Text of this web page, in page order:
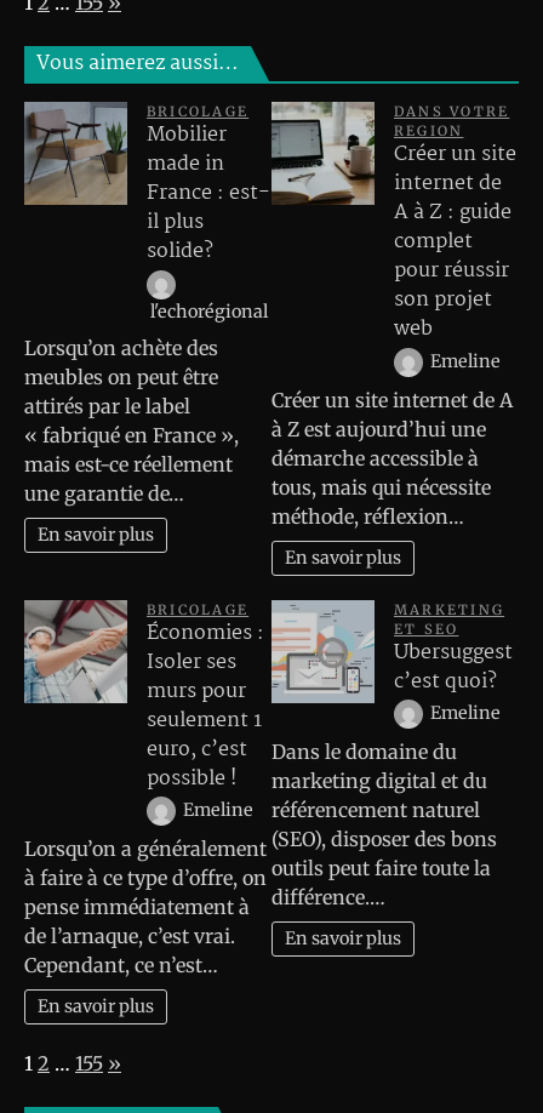
Vous aimerez aussi…
BRICOLAGE
Mobilier
made in
France : est-
il plus
solide?
l'echorégional
Lorsqu’on achète des
meubles on peut être
attirés par le label
« fabriqué en France »,
mais est-ce réellement
une garantie de…
En savoir plus
DANS VOTRE
REGION
Créer un site
internet de
A à Z : guide
complet
pour réussir
son projet
web
Emeline
Créer un site internet de A
à Z est aujourd’hui une
démarche accessible à
tous, mais qui nécessite
méthode, réflexion…
En savoir plus
BRICOLAGE
Économies :
Isoler ses
murs pour
seulement 1
euro, c’est
possible !
Emeline
Lorsqu’on a généralement
à faire à ce type d’offre, on
pense immédiatement à
de l’arnaque, c’est vrai.
Cependant, ce n’est…
En savoir plus
MARKETING
ET SEO
Ubersuggest
c’est quoi?
Emeline
Dans le domaine du
marketing digital et du
référencement naturel
(SEO), disposer des bons
outils peut faire toute la
différence.…
En savoir plus
Page:
1 2 … 155 Next
»